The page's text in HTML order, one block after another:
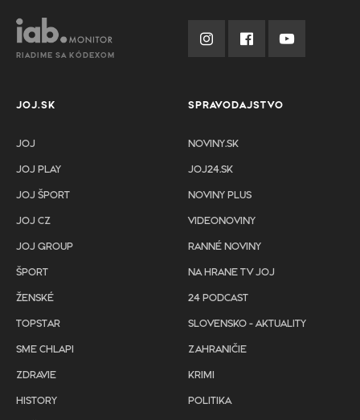
RIADIME SA KÓDEXOM
JOJ.SK
JOJ
JOJ PLAY
JOJ ŠPORT
JOJ CZ
JOJ GROUP
ŠPORT
ŽENSKÉ
TOPSTAR
SME CHLAPI
ZDRAVIE
HISTORY
SPRAVODAJSTVO
NOVINY.SK
JOJ24.SK
NOVINY PLUS
VIDEONOVINY
RANNÉ NOVINY
NA HRANE TV JOJ
24 PODCAST
SLOVENSKO - AKTUALITY
ZAHRANIČIE
KRIMI
POLITIKA